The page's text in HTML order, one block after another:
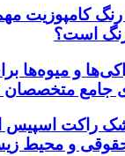
کامپوزیت
است؟
و میوه‌ها
جامع
راکت اسپیس
و محیط